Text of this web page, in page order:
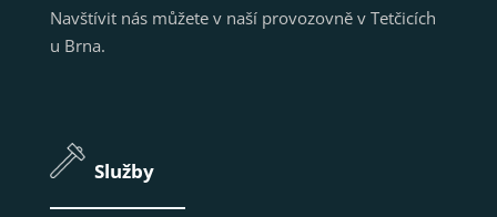
Navštívit nás můžete v naší provozovně v Tetčicích
u Brna.
Služby